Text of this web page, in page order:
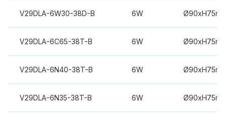
V29DLA-6W30-38D-B 6W
V29DLA-6C65-38T-B 6W
V29DLA-6N40-38T-B 6W
V29DLA-6N35-38T-B 6W